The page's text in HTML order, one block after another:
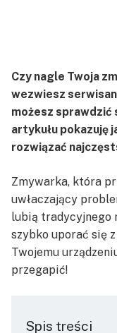
Czy nagle Twoja
wezwiesz
możesz sprawdzić
artykułu pokazuję
rozwiązać
Zmywarka, która
uwłaczający
lubią tradycyjnego
szybko uporać się
Twojemu
przegapić!
Spis treści